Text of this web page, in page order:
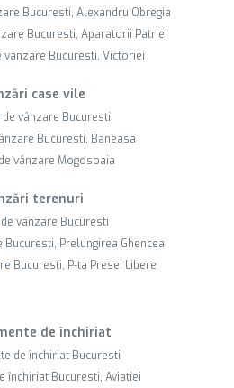
Bucuresti, Alexandru Obregia
Bucuresti, Aparatorii Patriei
vânzare Bucuresti, Victoriei
case vile
de vânzare Bucuresti
Bucuresti, Baneasa
vânzare Mogosoaia
terenuri
vânzare Bucuresti
Bucuresti, Prelungirea Ghencea
Bucuresti, P-ta Presei Libere
de închiriat
de închiriat Bucuresti
închiriat Bucuresti, Aviatiei